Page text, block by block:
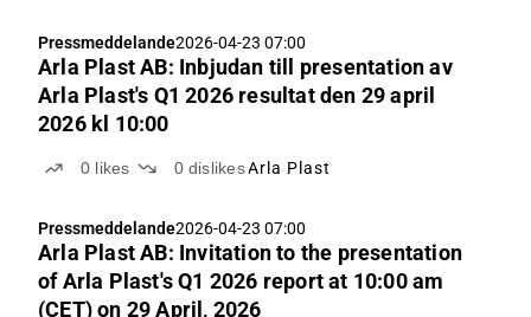
Pressmeddelande2026-04-23 07:00
Arla Plast AB: Inbjudan till presentation av
Arla Plast's Q1 2026 resultat den 29 april
2026 kl 10:00
0 likes 0 dislikesArla Plast
Pressmeddelande2026-04-23 07:00
Arla Plast AB: Invitation to the presentation
of Arla Plast's Q1 2026 report at 10:00 am
(CET) on 29 April, 2026